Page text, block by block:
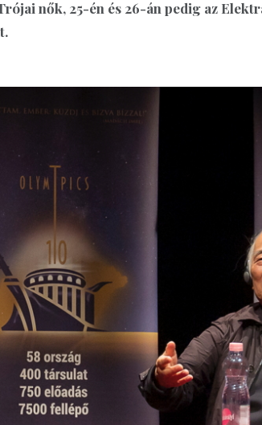
nők, 25-én és 26-án pedig az